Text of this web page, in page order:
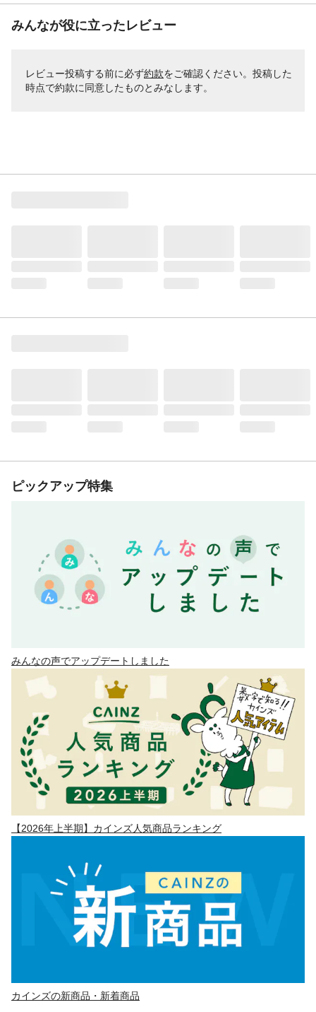
関や建物の入り口まで運び、そこで荷物を
ラー
※ハンドルを倒した状態、アイボリー
本体重量
2100※電源コード含むg
みんなが役に立ったレビュー
レビュー投稿する前に必ず約款をご確認ください。投稿した
時点で約款に同意したものとみなします。
ピックアップ特集
みんなの声でアップデートしました
【2026年上半期】カインズ人気商品ランキング
カインズの新商品・新着商品